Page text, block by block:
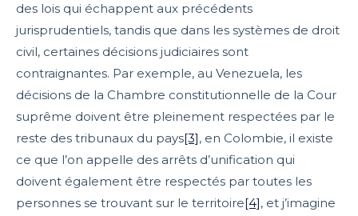
des lois qui échappent aux précédents
jurisprudentiels, tandis que dans les systèmes de droit
civil, certaines décisions judiciaires sont
contraignantes. Par exemple, au Venezuela, les
décisions de la Chambre constitutionnelle de la Cour
suprême doivent être pleinement respectées par le
reste des tribunaux du pays[3], en Colombie, il existe
ce que l’on appelle des arrêts d’unification qui
doivent également être respectés par toutes les
personnes se trouvant sur le territoire[4], et j’imagine